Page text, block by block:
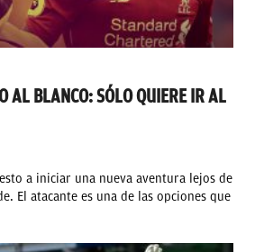
AL BLANCO: SÓLO QUIERE IR AL
a iniciar una nueva aventura lejos de
El atacante es una de las opciones que